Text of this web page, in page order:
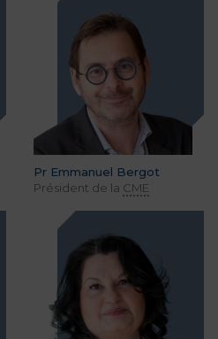
Pr Emmanuel Bergot
Président de la CME